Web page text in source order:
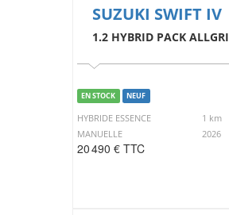
SUZUKI SWIFT IV
1.2 HYBRID PACK
EN STOCK NEUF
HYBRIDE ESSENCE
1 km
MANUELLE
2026
20 490 € TTC